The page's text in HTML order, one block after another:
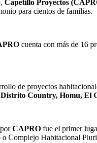
Capetillo Proyectos
para cientos de familias.
cuenta con más de 16
de proyectos
Distrito Country, Homu, El
CAPRO fue el primer
Complejo Habitacional